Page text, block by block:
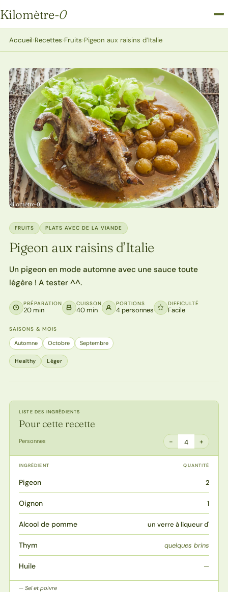
Kilomètre-0
Kilomètre-0
Accueil›Recettes›Fruits›Pigeon aux raisins d’Italie
FRUITS PLATS AVEC DE LA VIANDE
Pigeon aux raisins d’Italie
Un pigeon en mode automne avec une sauce toute
légère ! A tester ^^.
PRÉPARATION
20 min
CUISSON
40 min
PORTIONS
4 personnes
DIFFICULTÉ
Facile
SAISONS & MOIS
Automne Octobre Septembre
Healthy Léger
LISTE DES INGRÉDIENTS
Pour cette recette
Personnes − 4 +
INGRÉDIENT QUANTITÉ
Pigeon 2
Oignon 1
Alcool de pomme un verre à liqueur d'
Thym quelques brins
Huile —
Sel et poivre